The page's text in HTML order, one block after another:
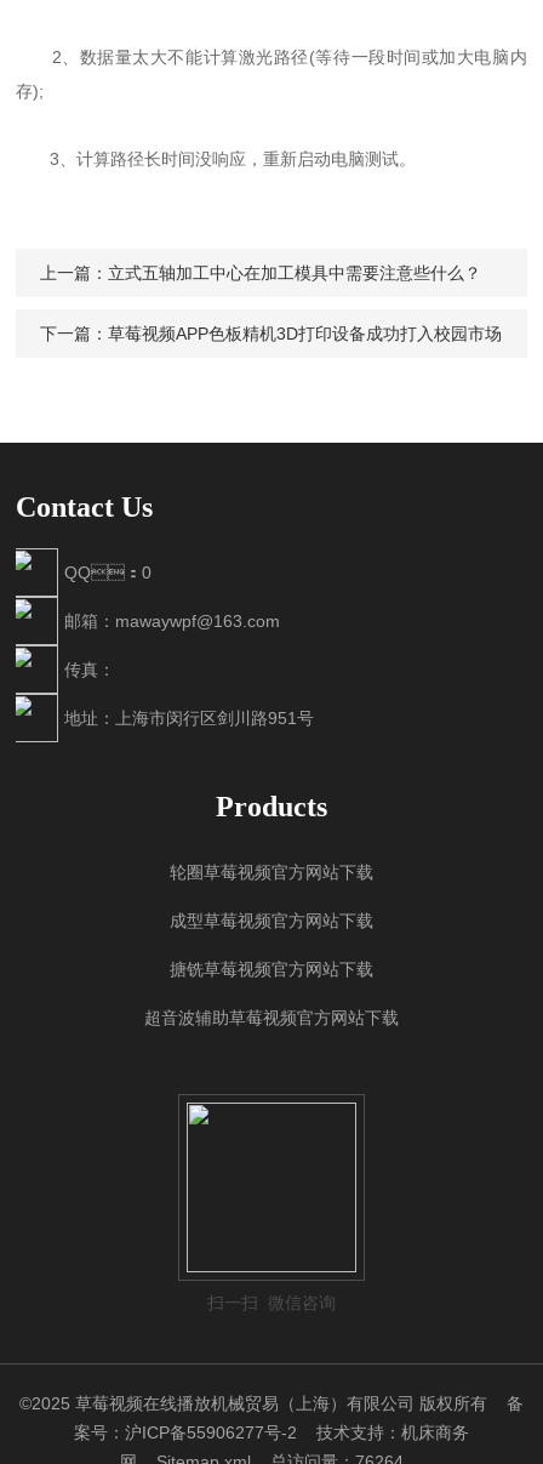
2、数据量太大不能计算激光路径(等待一段时间或加大电脑内
存);
3、计算路径长时间没响应，重新启动电脑测试。
上一篇： 立式五轴加工中心在加工模具中需要注意些什么？
下一篇：草莓视频APP色板精机3D打印设备成功打入校园市场
Contact Us
QQ：0
邮箱：mawaywpf@163.com
传真：
地址：上海市闵行区剑川路951号
Products
轮圈草莓视频官方网站下载
成型草莓视频官方网站下载
搪铣草莓视频官方网站下载
超音波辅助草莓视频官方网站下载
扫一扫 微信咨询
©2025 草莓视频在线播放机械贸易（上海）有限公司 版权所有 备
案号：沪ICP备55906277号-2 技术支持： 机床商务